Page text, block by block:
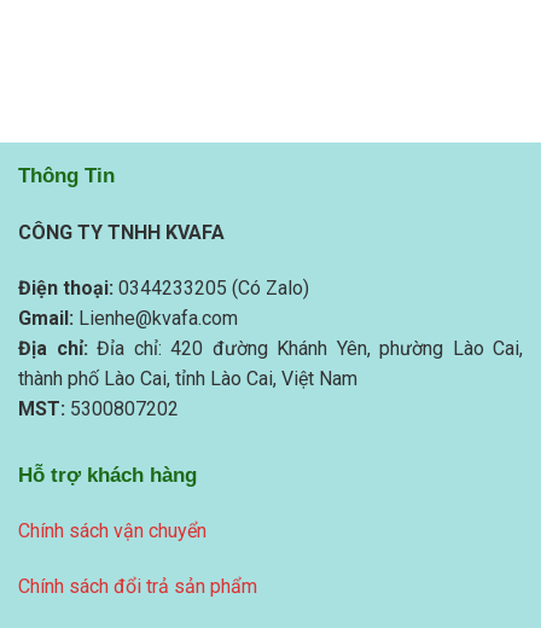
Thông Tin
CÔNG TY TNHH KVAFA
Điện thoại: 0344233205 (Có Zalo)
Gmail: Lienhe@kvafa.com
Địa chỉ: Đỉa chỉ: 420 đường Khánh Yên, phường Lào Cai,
thành phố Lào Cai, tỉnh Lào Cai, Việt Nam
MST: 5300807202
Hỗ trợ khách hàng
Chính sách vận chuyển
Chính sách đổi trả sản phẩm